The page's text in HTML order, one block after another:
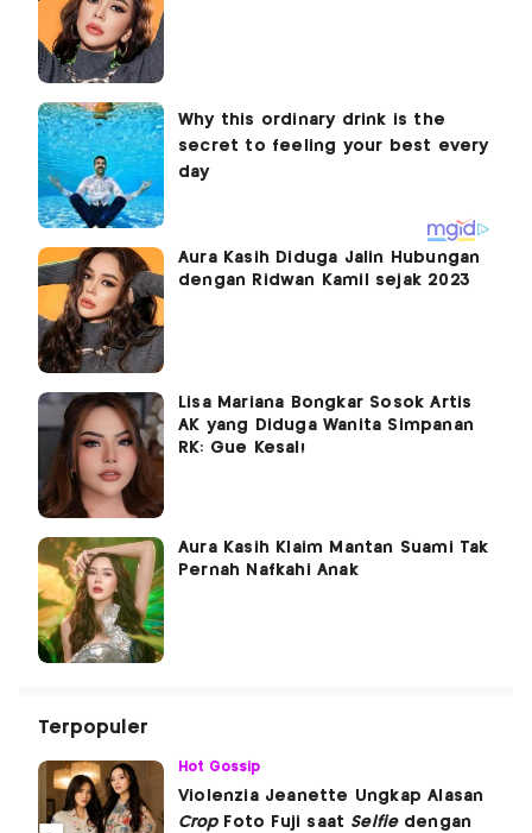
Aura Kasih Diduga Jalin Hubungan
dengan Ridwan Kamil sejak 2023
Lisa Mariana Bongkar Sosok Artis
AK yang Diduga Wanita Simpanan
RK: Gue Kesal!
Aura Kasih Klaim Mantan Suami Tak
Pernah Nafkahi Anak
Terpopuler
Hot Gossip
Violenzia Jeanette Ungkap Alasan
CropFoto Fuji saat Selfiedengan